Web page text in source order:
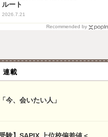
ルート
2026.7.21
Recommended by
連載
今、会いたい人」
験】SAPIX 上位校偏差値＜